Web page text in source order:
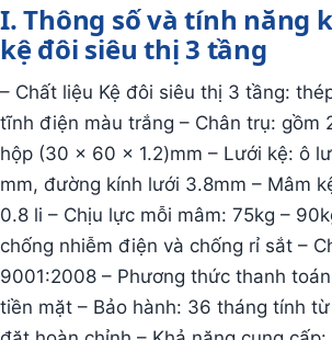
I. Thông số và tính năng
kệ đôi siêu thị 3 tầng
– Chất liệu Kệ đôi siêu thị 3 tầng:
tĩnh điện màu trắng – Chân trụ: gồm
hộp (30 x 60 x 1.2)mm – Lưới kệ: ô
mm, đường kính lưới 3.8mm – Mâm
0.8 li – Chịu lực mỗi mâm: 75kg –
chống nhiễm điện và chống rỉ sắt –
9001:2008 – Phương thức thanh
tiền mặt – Bảo hành: 36 tháng tính